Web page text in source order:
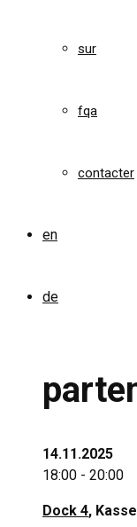
sur
fqa
contacter
en
de
14.11.2025
18:00 - 20:00
Dock 4,